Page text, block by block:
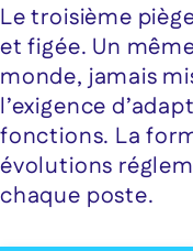
Le troisième
et figée. Un
monde, jamais
l’exigence
fonctions. La
évolutions
chaque poste.